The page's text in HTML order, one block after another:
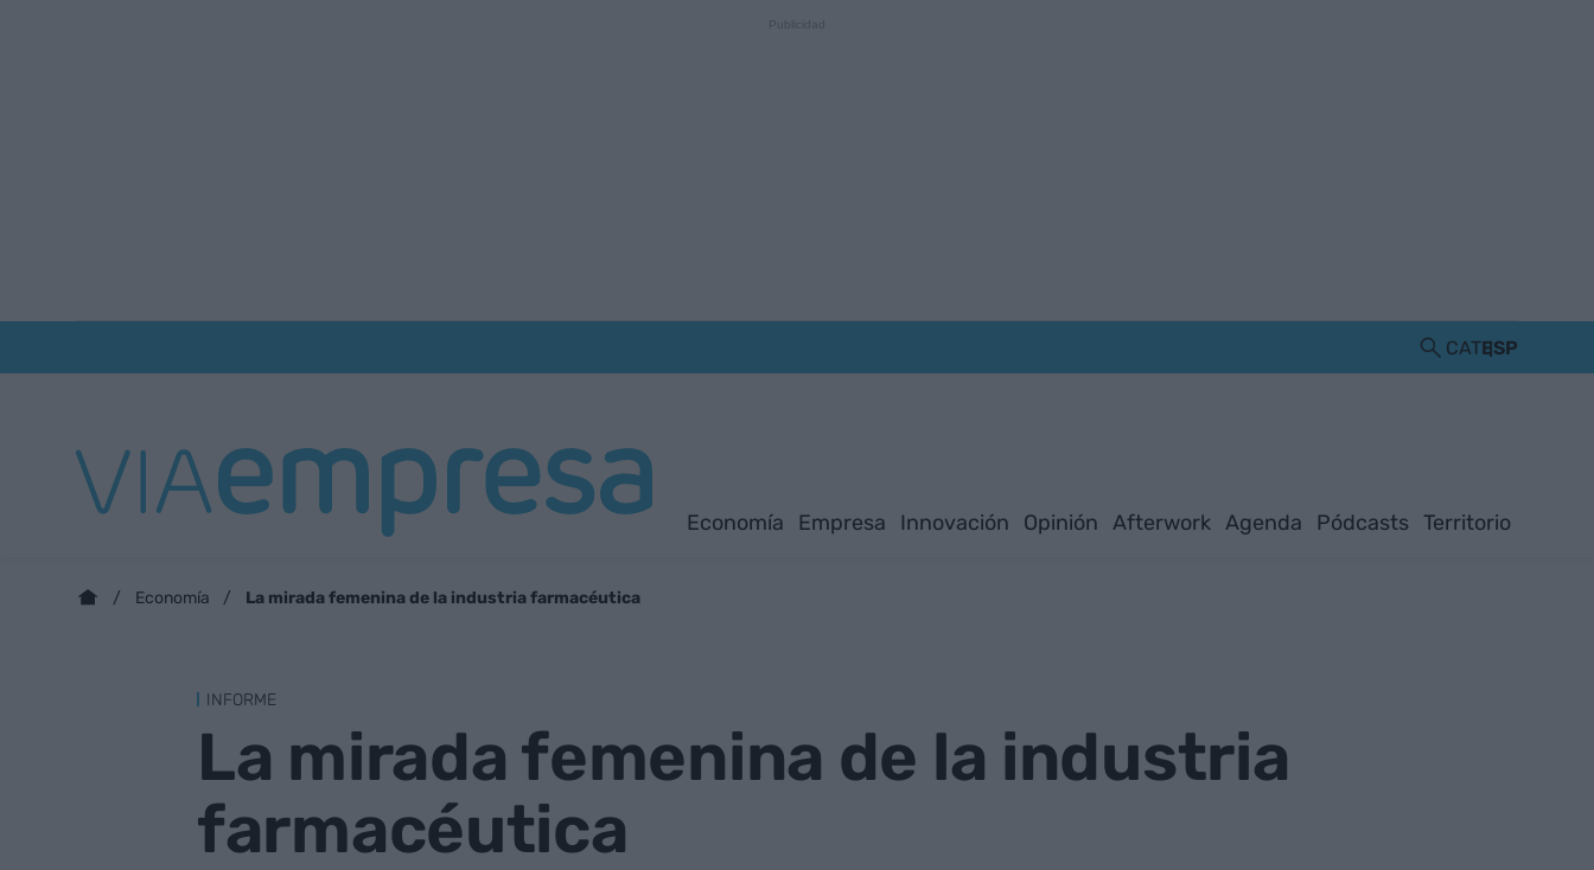
CATESP
Economía Empresa Innovación Opinión Afterwork Agenda Pódcasts Territorio
Economía La mirada femenina de la industria farmacéutica
INFORME
La mirada femenina de la industria
farmacéutica